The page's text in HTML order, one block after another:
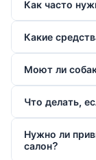
Как часто
Какие
Моют ли
Что делать,
Нужно ли
салон?